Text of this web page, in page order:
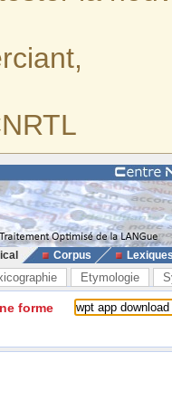
Corpus
Etymologie
forme